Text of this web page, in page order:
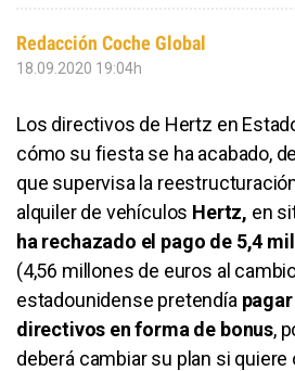
Redacción Coche Global
18.09.2020 19:04h
Los directivos de Hertz en
cómo su fiesta se ha acabado,
que supervisa la
alquiler de vehículos Hertz, en
ha rechazado el pago de 5,4
(4,56 millones de euros al
estadounidense pretendía
directivos en forma de bonus,
deberá cambiar su plan si quiere